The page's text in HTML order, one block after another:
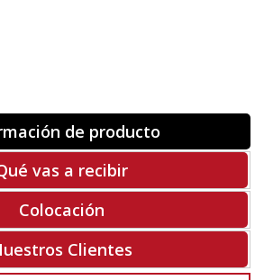
de producto
vas a recibir
Colocación
Clientes